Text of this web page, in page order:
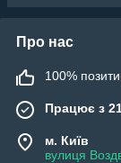
Про нас
100%
Працює з
м. Київ
вулиця